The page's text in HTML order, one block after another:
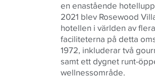
en enastående
2021 blev Rosewood
hotellen i världen av
faciliteterna på detta
1972, inkluderar två
samt ett dygnet runt-
wellnessområde.